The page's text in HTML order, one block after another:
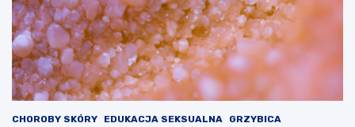
CHOROBY SKÓRY EDUKACJA SEKSUALNA GRZYBICA